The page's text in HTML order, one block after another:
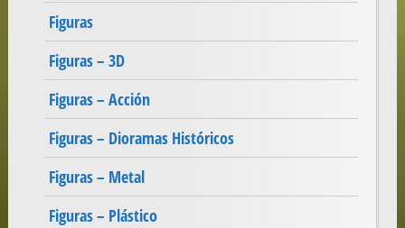
Figuras
Figuras – 3D
Figuras – Acción
Figuras – Dioramas Históricos
Figuras – Metal
Figuras – Plástico